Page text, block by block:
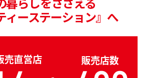
ィーステーション』へ